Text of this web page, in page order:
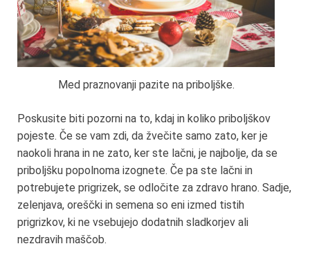
Med praznovanji pazite na priboljške.
Poskusite biti pozorni na to, kdaj in koliko priboljškov
pojeste. Če se vam zdi, da žvečite samo zato, ker je
naokoli hrana in ne zato, ker ste lačni, je najbolje, da se
priboljšku popolnoma izognete. Če pa ste lačni in
potrebujete prigrizek, se odločite za zdravo hrano. Sadje,
zelenjava, oreščki in semena so eni izmed tistih
prigrizkov, ki ne vsebujejo dodatnih sladkorjev ali
nezdravih maščob.